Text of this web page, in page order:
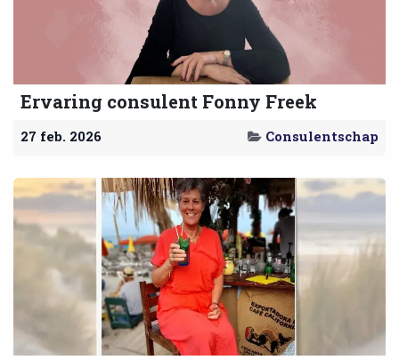
Ervaring consulent Fonny Freek
27 feb. 2026 Consulentschap